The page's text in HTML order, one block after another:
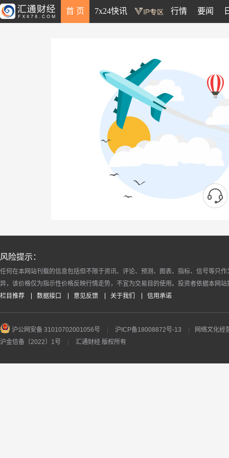
首 页 7x24快讯 行情 要闻
风险提示：
任何在本网站刊载的信息包括但不限于资讯、评论、预测、图表、指标、信号等只
异，该价格仅为指示性价格反映行情走势，不宜为交易目的使用。投资者依据本网
栏目推荐
数据接口 意见反馈 关于我们 信用承诺
沪公网安备 31010702001056号 沪ICP备18008872号-13
网络文化经
沪金信备〔2022〕1号
汇通财经 版权所有